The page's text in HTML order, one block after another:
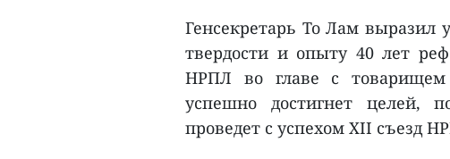
Генсекретарь То Лам выразил
твердости и опыту 40 лет
НРПЛ во главе с товарищем
успешно достигнет целей,
проведет с успехом XII съезд